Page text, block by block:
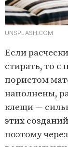
UNSPLASH.COM
Если
стирать, то с
пористом
наполнены,
клещи —
этих
поэтому